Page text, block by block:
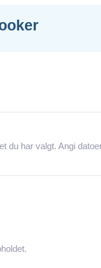
har valgt. Angi